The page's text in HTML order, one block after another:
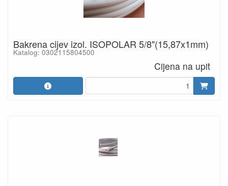
Bakrena cijev izol. ISOPOLAR 5/8"(15,87x1mm)
Katalog: 0302115804500
Cijena na upit